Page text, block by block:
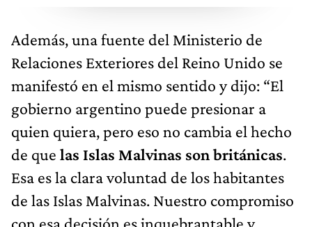
Además, una fuente del Ministerio de
Relaciones Exteriores del Reino Unido se
manifestó en el mismo sentido y dijo: “El
gobierno argentino puede presionar a
quien quiera, pero eso no cambia el hecho
de que las Islas Malvinas son británicas.
Esa es la clara voluntad de los habitantes
de las Islas Malvinas. Nuestro compromiso
con esa decisión es inquebrantable y